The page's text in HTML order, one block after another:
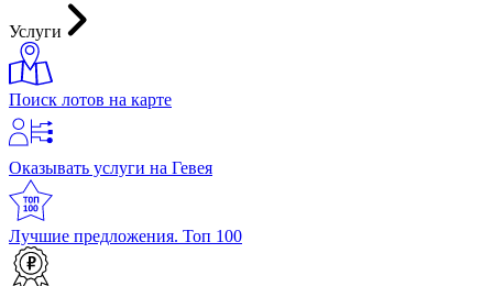
Услуги
Поиск лотов на карте
Оказывать услуги на Гевея
Лучшие предложения. Топ 100